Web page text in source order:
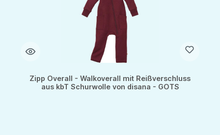
Zipp Overall - Walkoverall mit Reißverschluss
aus kbT Schurwolle von disana - GOTS